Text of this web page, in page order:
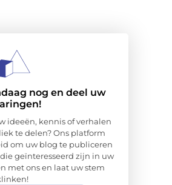
nog en deel uw
ideeën, kennis of verhalen
te delen? Ons platform
om uw blog te publiceren
geïnteresseerd zijn in uw
met ons en laat uw stem